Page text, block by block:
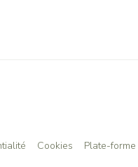
Cookies Plate-forme